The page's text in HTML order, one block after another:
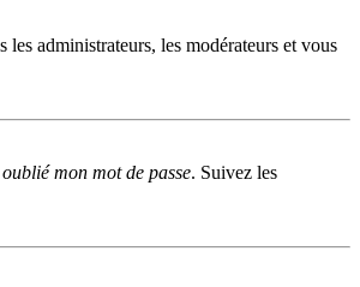
les administrateurs, les modérateurs et vous
oublié mon mot de passe. Suivez les